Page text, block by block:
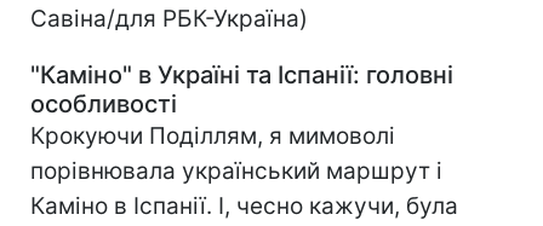
Савіна/для РБК-Україна)
"Каміно" в Україні та Іспанії: головні
особливості
Крокуючи Поділлям, я мимоволі
порівнювала український маршрут і
Каміно в Іспанії. І, чесно кажучи, була